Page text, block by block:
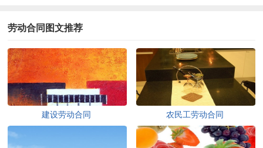
劳动合同图文推荐
建设劳动合同 农民工劳动合同